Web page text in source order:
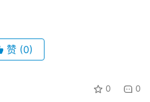
赞 (0)
0 0